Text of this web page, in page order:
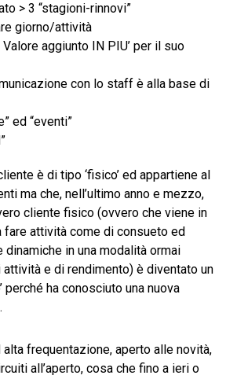
> 3 “stagioni-rinnovi”
giorno/attività
aggiunto IN PIU’ per il suo
con lo staff è alla base di
ed “eventi”
è di tipo ‘fisico’ ed appartiene al
ma che, nell’ultimo anno e mezzo,
cliente fisico (ovvero che viene in
fare attività come di consueto ed
in una modalità ormai
e di rendimento) è diventato un
perché ha conosciuto una nuova
alta frequentazione, aperto alle novità,
all’aperto, cosa che fino a ieri o